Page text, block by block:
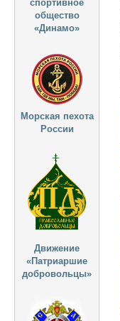
спортивное
общество
«Динамо»
Морская пехота
России
Движение
«Патриаршие
добровольцы»